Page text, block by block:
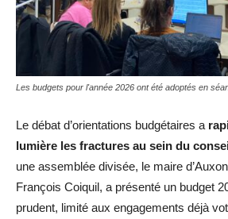
Les budgets pour l'année 2026 ont été adoptés en
Le débat d’orientations budgétaires a
lumière les fractures au sein du
une assemblée divisée, le maire
François Coiquil, a présenté un budget
prudent, limité aux engagements déjà